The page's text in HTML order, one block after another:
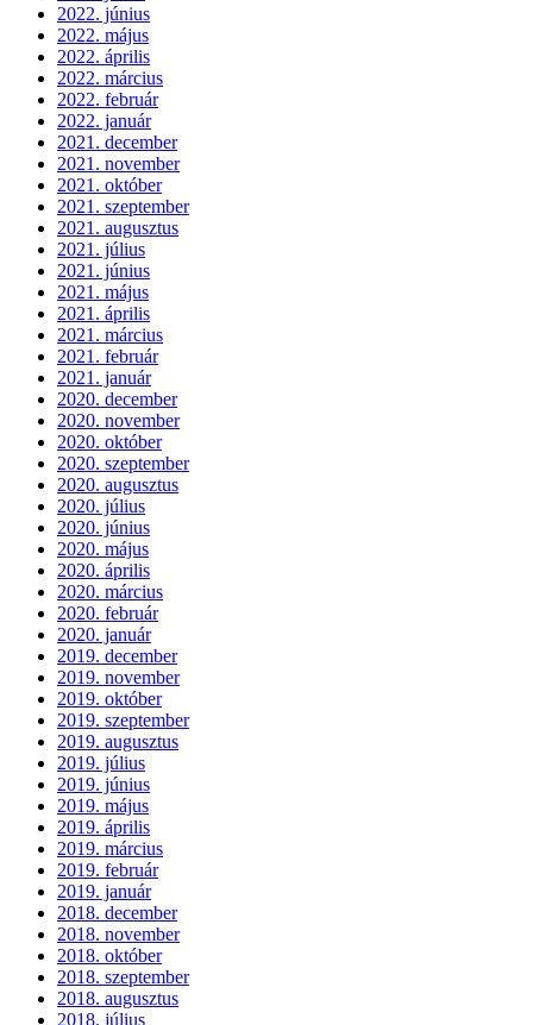
2022. június
2022. május
2022. április
2022. március
2022. február
2022. január
2021. december
2021. november
2021. október
2021. szeptember
2021. augusztus
2021. július
2021. június
2021. május
2021. április
2021. március
2021. február
2021. január
2020. december
2020. november
2020. október
2020. szeptember
2020. augusztus
2020. július
2020. június
2020. május
2020. április
2020. március
2020. február
2020. január
2019. december
2019. november
2019. október
2019. szeptember
2019. augusztus
2019. július
2019. június
2019. május
2019. április
2019. március
2019. február
2019. január
2018. december
2018. november
2018. október
2018. szeptember
2018. augusztus
2018. július